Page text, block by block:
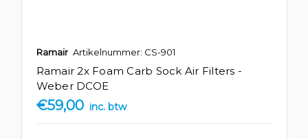
Ramair Artikelnummer: CS-901
Ramair 2x Foam Carb Sock Air Filters -
Weber DCOE
€59,00 inc. btw